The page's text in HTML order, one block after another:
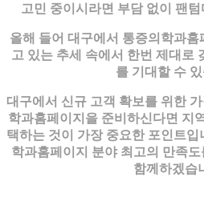
고민 중이시라면 부담 없이 팬
올해 들어 대구에서 통증의학과
고 있는 추세 속에서 한번 제대로
를 기대할 수
대구에서 신규 고객 확보를 위한
학과홈페이지을 준비하신다면 지
택하는 것이 가장 중요한 포인트입
학과홈페이지 분야 최고의 만족
함께하겠습